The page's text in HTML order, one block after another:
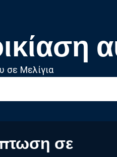
σε Μελίγια
σε